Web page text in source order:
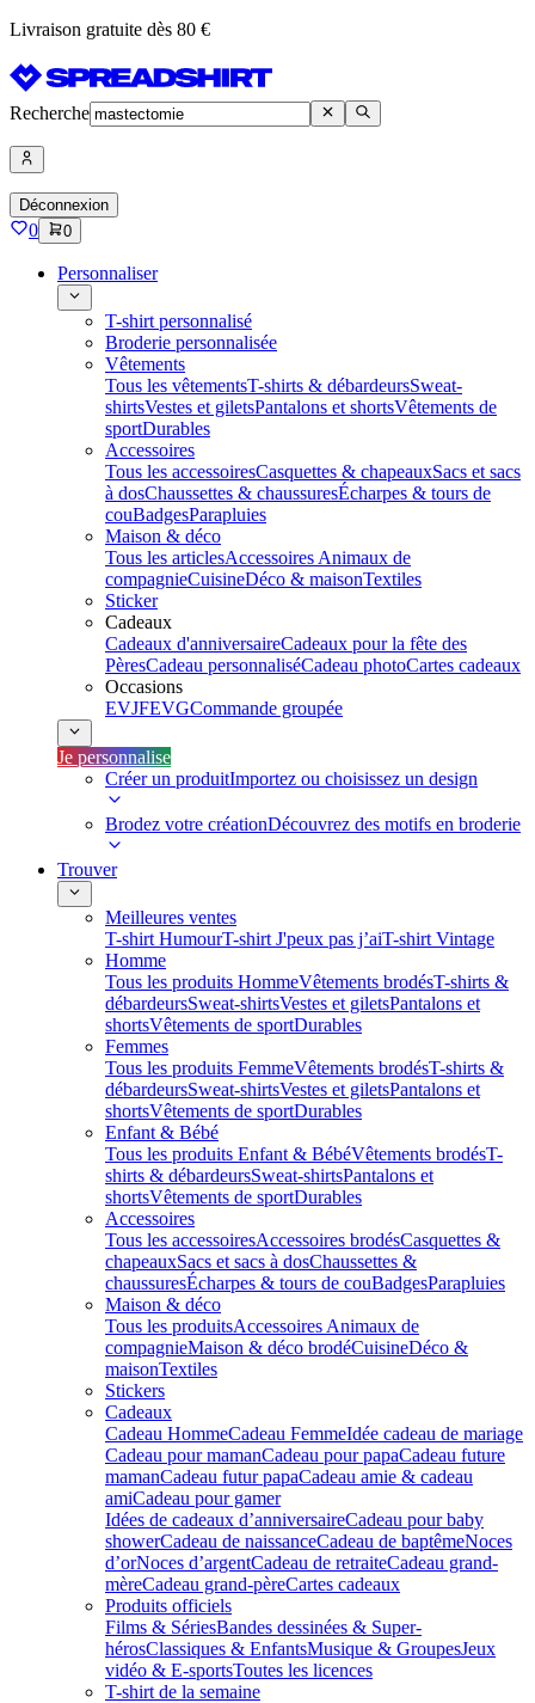
Livraison gratuite dès 80 €
Recherche
Déconnexion
0 0
Personnaliser
T-shirt personnalisé
Broderie personnalisée
Vêtements
Tous les vêtementsT-shirts & débardeursSweat-
shirtsVestes et giletsPantalons et shortsVêtements de
sportDurables
Accessoires
Tous les accessoiresCasquettes & chapeauxSacs et sacs
à dosChaussettes & chaussuresÉcharpes & tours de
couBadgesParapluies
Maison & déco
Tous les articlesAccessoires Animaux de
compagnieCuisineDéco & maisonTextiles
Sticker
Cadeaux
Cadeaux d'anniversaireCadeaux pour la fête des
PèresCadeau personnaliséCadeau photoCartes cadeaux
Occasions
EVJFEVGCommande groupée
Je personnalise
Créer un produitImportez ou choisissez un design
Brodez votre créationDécouvrez des motifs en broderie
Trouver
Meilleures ventes
T-shirt HumourT-shirt J'peux pas j’aiT-shirt Vintage
Homme
Tous les produits HommeVêtements brodésT-shirts &
débardeursSweat-shirtsVestes et giletsPantalons et
shortsVêtements de sportDurables
Femmes
Tous les produits FemmeVêtements brodésT-shirts &
débardeursSweat-shirtsVestes et giletsPantalons et
shortsVêtements de sportDurables
Enfant & Bébé
Tous les produits Enfant & BébéVêtements brodésT-
shirts & débardeursSweat-shirtsPantalons et
shortsVêtements de sportDurables
Accessoires
Tous les accessoiresAccessoires brodésCasquettes &
chapeauxSacs et sacs à dosChaussettes &
chaussuresÉcharpes & tours de couBadgesParapluies
Maison & déco
Tous les produitsAccessoires Animaux de
compagnieMaison & déco brodéCuisineDéco &
maisonTextiles
Stickers
Cadeaux
Cadeau HommeCadeau FemmeIdée cadeau de mariage​
Cadeau pour mamanCadeau pour papaCadeau future
mamanCadeau futur papaCadeau amie & cadeau
amiCadeau pour gamer
Idées de cadeaux d’anniversaireCadeau pour baby
showerCadeau de naissanceCadeau de baptêmeNoces
d’orNoces d’argentCadeau de retraiteCadeau grand-
mèreCadeau grand-pèreCartes cadeaux
Produits officiels
Films & SériesBandes dessinées & Super-
hérosClassiques & EnfantsMusique & GroupesJeux
vidéo & E-sportsToutes les licences
T-shirt de la semaine